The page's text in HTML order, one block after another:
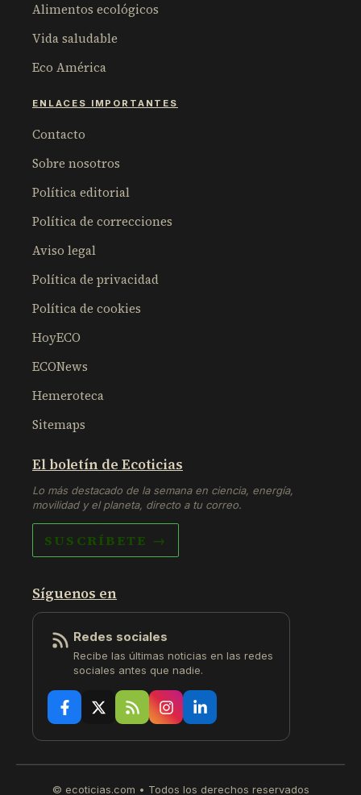
Alimentos ecológicos
Vida saludable
Eco América
ENLACES IMPORTANTES
Contacto
Sobre nosotros
Política editorial
Política de correcciones
Aviso legal
Política de privacidad
Política de cookies
HoyECO
ECONews
Hemeroteca
Sitemaps
El boletín de Ecoticias
Lo más destacado de la semana en ciencia, energía,
movilidad y el planeta, directo a tu correo.
SUSCRÍBETE →
Síguenos en
Redes sociales
Recibe las últimas noticias en las redes
sociales antes que nadie.
© ecoticias.com • Todos los derechos reservados